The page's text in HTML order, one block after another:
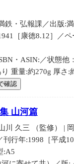
鉄・弘報課／出版:
［康徳8.12］／ペ
・ASIN:／状態他
重量:約270g 厚さ:
確認
山河篇
川 久三 （監修） |
刊行年:1998［平成
:A5